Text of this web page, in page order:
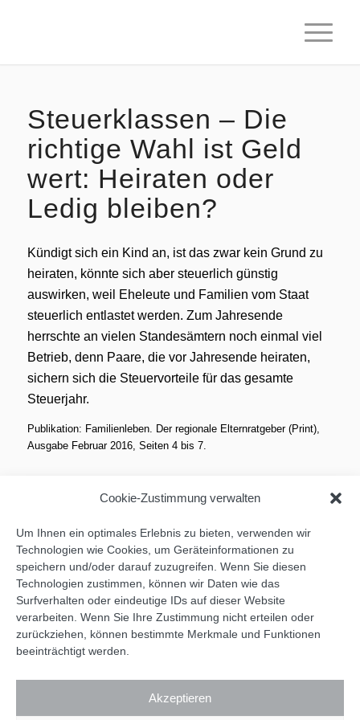
Cookie-Zustimmung verwalten
Um Ihnen ein optimales Erlebnis zu bieten, verwenden wir
Technologien wie Cookies, um Geräteinformationen zu
speichern und/oder darauf zuzugreifen. Wenn Sie diesen
Technologien zustimmen, können wir Daten wie das
Surfverhalten oder eindeutige IDs auf dieser Website
verarbeiten. Wenn Sie Ihre Zustimmung nicht erteilen oder
zurückziehen, können bestimmte Merkmale und Funktionen
beeinträchtigt werden.
Akzeptieren
Steuerklassen – Die
richtige Wahl ist Geld
wert: Heiraten oder
Ledig bleiben?
Kündigt sich ein Kind an, ist das zwar kein Grund zu
heiraten, könnte sich aber steuerlich günstig
auswirken, weil Eheleute und Familien vom Staat
steuerlich entlastet werden. Zum Jahresende
herrschte an vielen Standesämtern noch einmal viel
Betrieb, denn Paare, die vor Jahresende heiraten,
sichern sich die Steuervorteile für das gesamte
Steuerjahr.
Publikation: Familienleben. Der regionale Elternratgeber (Print),
Ausgabe Februar 2016, Seiten 4 bis 7.